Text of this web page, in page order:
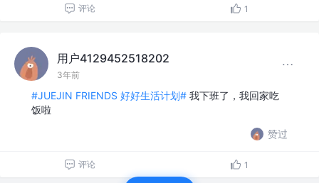
评论 1
用户4129452518202
3年前
#JUEJIN FRIENDS 好好生活计划# 我下班了，我回家吃
饭啦
赞过
评论 1